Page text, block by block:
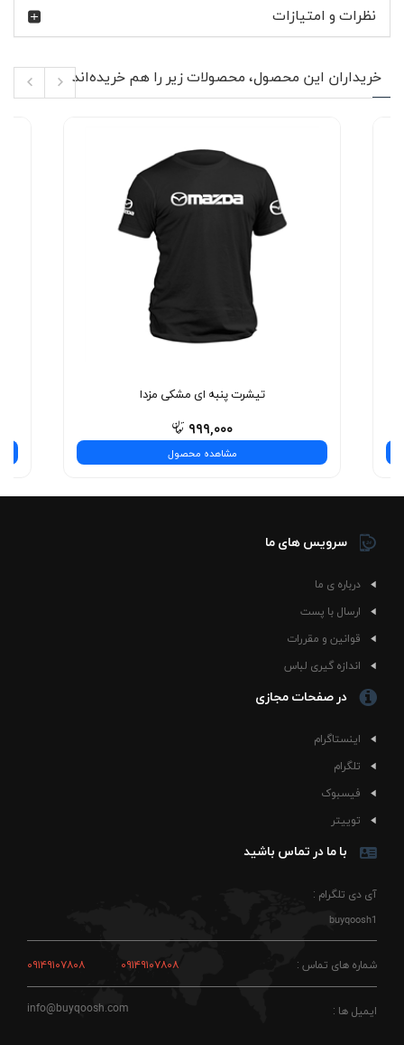
نظرات و امتیازات
خریداران این محصول، محصولات زیر را هم خریده‌اند
تیشرت پنبه ای مشکی مزدا
۹۹۹,۰۰۰
مشاهده محصول
سرویس های ما
درباره ی ما
ارسال با پست
قوانین و مقررات
اندازه گیری لباس
در صفحات مجازی
اینستاگرام
تلگرام
فیسبوک
توییتر
با ما در تماس باشید
آی دی تلگرام :
buyqoosh1
شماره های تماس : ۰۹۱۴۹۱۰۷۸۰۸ ۰۹۱۴۹۱۰۷۸۰۸
ایمیل ها : info@buyqoosh.com